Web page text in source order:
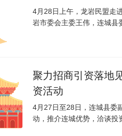
4月28日上午，龙岩民盟走
岩市委会主委王伟，连城县
聚力招商引资落地
资活动
4月27日至28日，连城县委
动，推介连城优势，洽谈投